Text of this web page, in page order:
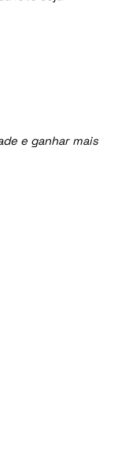
e ganhar mais